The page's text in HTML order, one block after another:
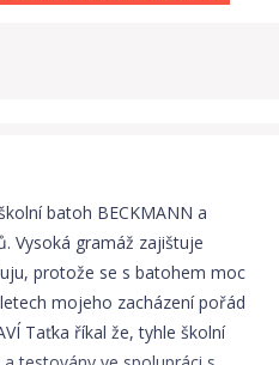
batoh BECKMANN a
Vysoká gramáž zajištuje
protože se s batohem moc
mojeho zacházení pořád
Taťka říkal že, tyhle školní